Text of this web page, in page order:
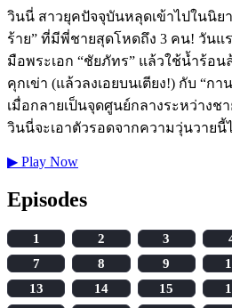
วินนี่ สาวยุคปัจจุบันหลุดเข้าไปในนิย
ร้าย” ที่มีพี่ชายสุดโหดถึง 3 คน! วันแ
มือพระเอก “ชัยภัทร” แล้วใช้น้ำร้อน
คุกเข่า (แล้วลงเอยบนเตียง!) กับ “ก
เมื่อกลายเป็นจุดศูนย์กลางระหว่าง
วินนี่จะเอาตัวรอดจากความวุ่นวายนี้
▶ Play Now
Episodes
1 2 3
7
8 9
13
14 15